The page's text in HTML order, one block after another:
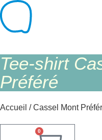
Aller
au
contenu
Tee-shirt
Préféré
Accueil /Cassel Mont
0